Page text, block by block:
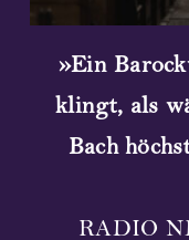
Komponist und
Mitwirkende 2023
Konzerte 2023
»Ein
klingt, als
Bach
RADIO